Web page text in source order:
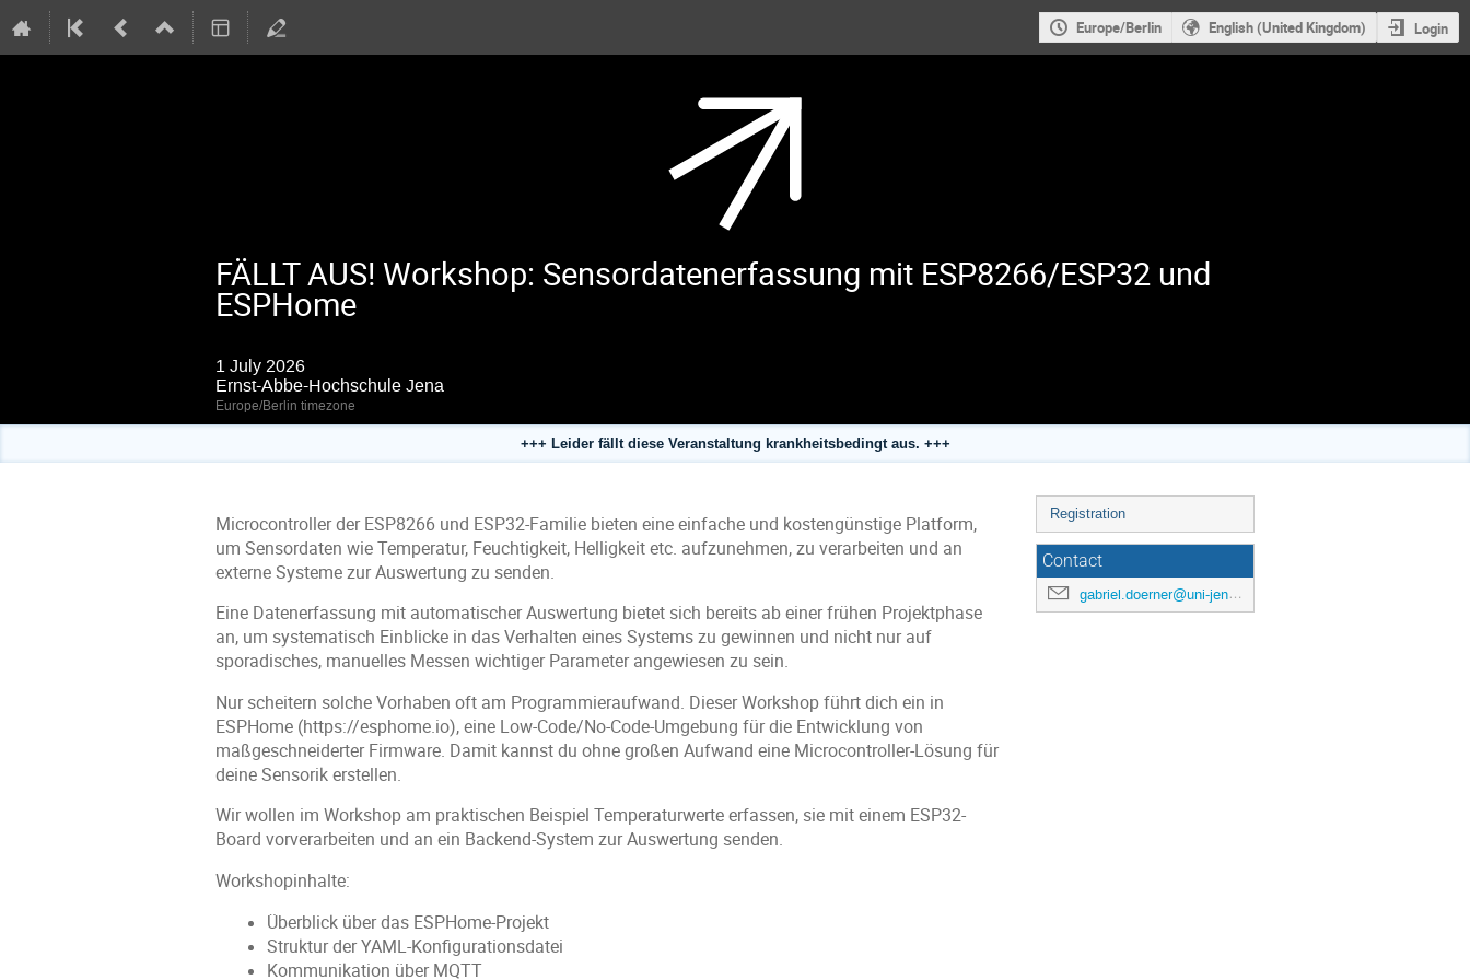
Europe/Berlin English (United Kingdom) Login
FÄLLT AUS! Workshop: Sensordatenerfassung mit ESP8266/ESP32 und
ESPHome
1 July 2026
Ernst-Abbe-Hochschule Jena
Europe/Berlin timezone
+++ Leider fällt diese Veranstaltung krankheitsbedingt aus. +++
Event
menu
Registration
Contact
gabriel.doerner@uni-jena.de
Microcontroller der ESP8266 und ESP32-Familie bieten eine einfache und kostengünstige Platform,
um Sensordaten wie Temperatur, Feuchtigkeit, Helligkeit etc. aufzunehmen, zu verarbeiten und an
externe Systeme zur Auswertung zu senden.
Eine Datenerfassung mit automatischer Auswertung bietet sich bereits ab einer frühen Projektphase
an, um systematisch Einblicke in das Verhalten eines Systems zu gewinnen und nicht nur auf
sporadisches, manuelles Messen wichtiger Parameter angewiesen zu sein.
Nur scheitern solche Vorhaben oft am Programmieraufwand. Dieser Workshop führt dich ein in
ESPHome (https://esphome.io), eine Low-Code/No-Code-Umgebung für die Entwicklung von
maßgeschneiderter Firmware. Damit kannst du ohne großen Aufwand eine Microcontroller-Lösung für
deine Sensorik erstellen.
Wir wollen im Workshop am praktischen Beispiel Temperaturwerte erfassen, sie mit einem ESP32-
Board vorverarbeiten und an ein Backend-System zur Auswertung senden.
Workshopinhalte:
Überblick über das ESPHome-Projekt
Struktur der YAML-Konfigurationsdatei
Kommunikation über MQTT